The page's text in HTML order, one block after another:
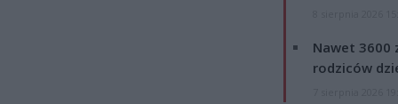
Nawet 3600
rodziców